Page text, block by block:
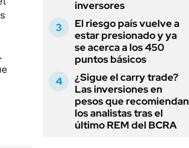
inversores
El riesgo país vuelve a
estar presionado y ya
se acerca a los 450
puntos básicos
¿Sigue el carry trade?
Las inversiones en
pesos que recomiendan
los analistas tras el
último REM del BCRA